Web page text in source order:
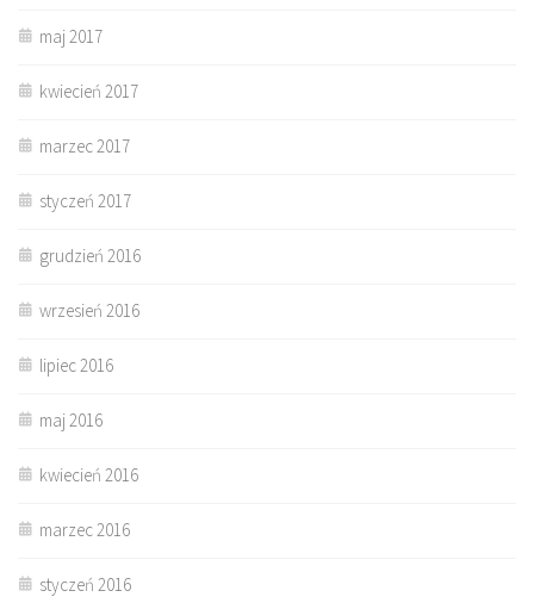
maj 2017
kwiecień 2017
marzec 2017
styczeń 2017
grudzień 2016
wrzesień 2016
lipiec 2016
maj 2016
kwiecień 2016
marzec 2016
styczeń 2016